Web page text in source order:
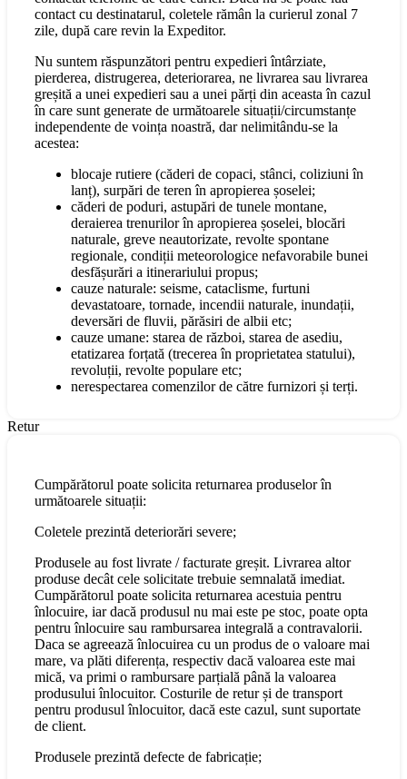
contact cu destinatarul, coletele rămân la curierul zonal 7
zile, după care revin la Expeditor.
Nu suntem răspunzători pentru expedieri întârziate,
pierderea, distrugerea, deteriorarea, ne livrarea sau livrarea
greșită a unei expedieri sau a unei părți din aceasta în cazul
în care sunt generate de următoarele situații/circumstanțe
independente de voința noastră, dar nelimitându-se la
acestea:
blocaje rutiere (căderi de copaci, stânci, coliziuni în
lanț), surpări de teren în apropierea șoselei;
căderi de poduri, astupări de tunele montane,
deraierea trenurilor în apropierea șoselei, blocări
naturale, greve neautorizate, revolte spontane
regionale, condiții meteorologice nefavorabile bunei
desfășurări a itinerariului propus;
cauze naturale: seisme, cataclisme, furtuni
devastatoare, tornade, incendii naturale, inundații,
deversări de fluvii, părăsiri de albii etc;
cauze umane: starea de război, starea de asediu,
etatizarea forțată (trecerea în proprietatea statului),
revoluții, revolte populare etc;
nerespectarea comenzilor de către furnizori și terți.
Retur
Cumpărătorul poate solicita returnarea produselor în
următoarele situații:
Coletele prezintă deteriorări severe;
Produsele au fost livrate / facturate greșit. Livrarea altor
produse decât cele solicitate trebuie semnalată imediat.
Cumpărătorul poate solicita returnarea acestuia pentru
înlocuire, iar dacă produsul nu mai este pe stoc, poate opta
pentru înlocuire sau rambursarea integrală a contravalorii.
Daca se agreează înlocuirea cu un produs de o valoare mai
mare, va plăti diferența, respectiv dacă valoarea este mai
mică, va primi o rambursare parțială până la valoarea
produsului înlocuitor. Costurile de retur și de transport
pentru produsul înlocuitor, dacă este cazul, sunt suportate
de client.
Produsele prezintă defecte de fabricație;